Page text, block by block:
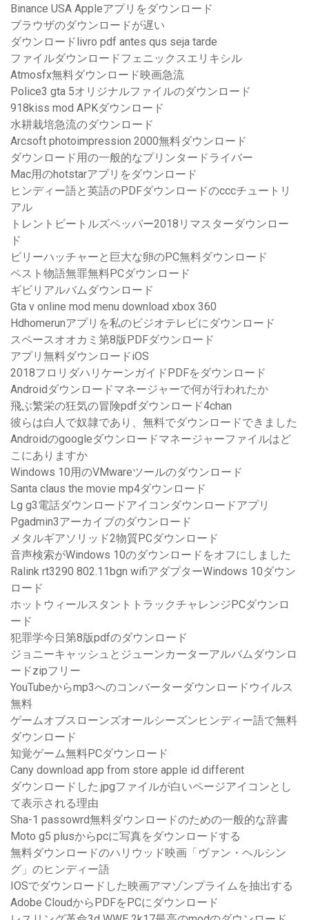
Binance USA Appleアプリをダウンロード
ブラウザのダウンロードが遅い
ダウンロードlivro pdf antes qus seja tarde
ファイルダウンロードフェニックスエリキシル
Atmosfx無料ダウンロード映画急流
Police3 gta 5オリジナルファイルのダウンロード
918kiss mod APKダウンロード
水耕栽培急流のダウンロード
Arcsoft photoimpression 2000無料ダウンロード
ダウンロード用の一般的なプリンタードライバー
Mac用のhotstarアプリをダウンロード
ヒンディー語と英語のPDFダウンロードのcccチュートリ
アル
トレントビートルズペッパー2018リマスターダウンロー
ド
ビリーハッチャーと巨大な卵のPC無料ダウンロード
ペスト物語無罪無料PCダウンロード
ギビリアルバムダウンロード
Gta v online mod menu download xbox 360
Hdhomerunアプリを私のビジオテレビにダウンロード
スペースオオカミ第8版PDFダウンロード
アプリ無料ダウンロードiOS
2018フロリダハリケーンガイドPDFをダウンロード
Androidダウンロードマネージャーで何が行われたか
飛ぶ繁栄の狂気の冒険pdfダウンロード4chan
彼らは白人で奴隷であり、無料でダウンロードできました
Androidのgoogleダウンロードマネージャーファイルはど
こにありますか
Windows 10用のVMwareツールのダウンロード
Santa claus the movie mp4ダウンロード
Lg g3電話ダウンロードアイコンダウンロードアプリ
Pgadmin3アーカイブのダウンロード
メタルギアソリッド2物質PCダウンロード
音声検索がWindows 10のダウンロードをオフにしました
Ralink rt3290 802.11bgn wifiアダプターWindows 10ダウン
ロード
ホットウィールスタントトラックチャレンジPCダウンロ
ード
犯罪学今日第8版pdfのダウンロード
ジョニーキャッシュとジューンカーターアルバムダウンロ
ードzipフリー
YouTubeからmp3へのコンバーターダウンロードウイルス
無料
ゲームオブスローンズオールシーズンヒンディー語で無料
ダウンロード
知覚ゲーム無料PCダウンロード
Cany download app from store apple id different
ダウンロードした.jpgファイルが白いページアイコンとし
て表示される理由
Sha-1 passowrd無料ダウンロードのための一般的な辞書
Moto g5 plusからpcに写真をダウンロードする
無料ダウンロードのハリウッド映画「ヴァン・ヘルシン
グ」のヒンディー語
IOSでダウンロードした映画アマゾンプライムを抽出する
Adobe CloudからPDFをPCにダウンロード